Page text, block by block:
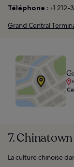
Téléphone : +1
Grand Central
7. Chinatown
La culture chinoise